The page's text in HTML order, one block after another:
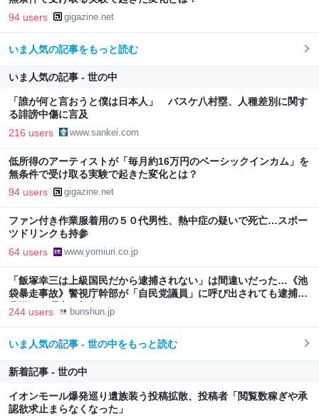
94 users gigazine.net
いま人気の記事をもっと読む
いま人気の記事 - 世の中
「誰が何と言おうと僕は日本人」 バスケ八村塁、人種差別に関す
る誹謗中傷に言及
216 users www.sankei.com
低所得のアーティストが「毎月約16万円のベーシックインカム」を
無条件で受け取る実験で起きた変化とは？
94 users gigazine.net
ファン付き作業服着用の５０代男性、熱中症の疑いで死亡…スポー
ツドリンクも持参
64 users www.yomiuri.co.jp
「飯塚幸三は上級国民だから逮捕されない」は間違いだった…《池
袋暴走事故》警視庁幹部が「自民党議員」に呼び出されても逮捕を
見送った理由 | 文春オンライン
244 users bunshun.jp
いま人気の記事 - 世の中をもっと読む
新着記事 - 世の中
イオンモール爆発巡り遺族装う投稿拡散、投稿者「閲覧数稼ぎや承
認欲求止まらなくなった」